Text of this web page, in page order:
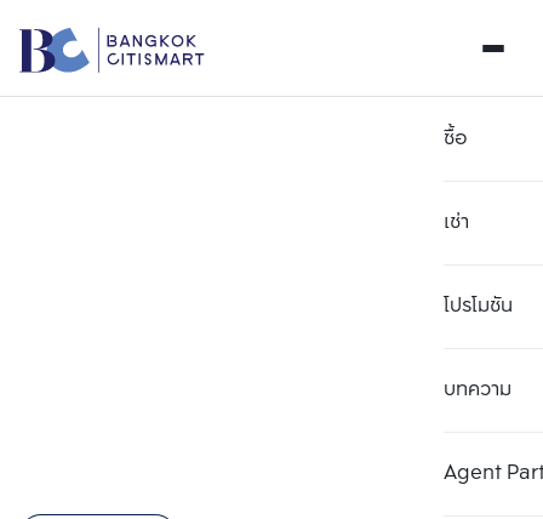
ซื้อ
เช่า
โปรโมชัน
บทความ
Agent